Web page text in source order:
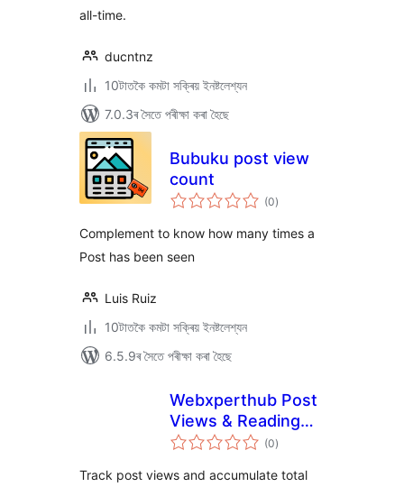
all-time.
ducntnz
10টাতকৈ কমটা সক্ৰিয় ইনষ্টলেশ্যন
7.0.3ৰ সৈতে পৰীক্ষা কৰা হৈছে
Bubuku post view
count
(0টা
মুঠ)
Complement to know how many times a
Post has been seen
Luis Ruiz
10টাতকৈ কমটা সক্ৰিয় ইনষ্টলেশ্যন
6.5.9ৰ সৈতে পৰীক্ষা কৰা হৈছে
Webxperthub Post
Views & Reading
Time
(0টা
মুঠ)
Track post views and accumulate total